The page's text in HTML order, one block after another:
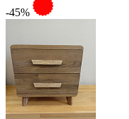
-45%